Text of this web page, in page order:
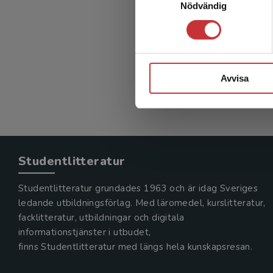
Nödvändig
Avvisa
Berg,
365 kr
Exkl.
Studentlitteratur
Studentlitteratur grundades 1963 och är idag Sveriges
ledande utbildningsförlag. Med läromedel, kurslitteratur,
facklitteratur, utbildningar och digitala
informationstjänster i utbudet,
finns Studentlitteratur med längs hela kunskapsresan.